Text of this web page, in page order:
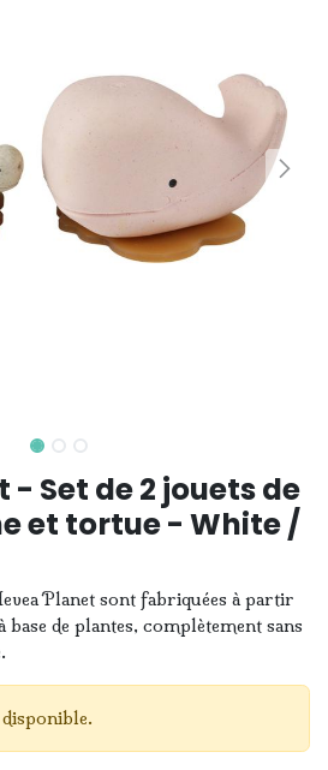
- Set de 2 jouets de
et tortue - White /
Planet sont fabriquées à partir
de plantes, complètement sans